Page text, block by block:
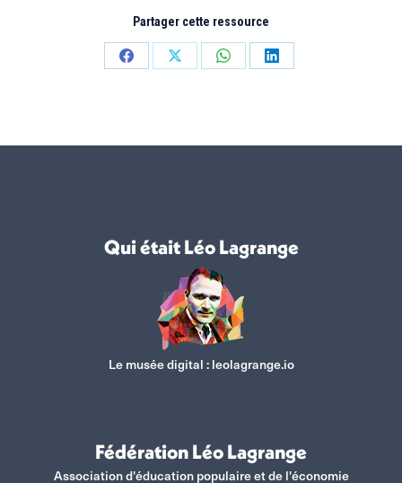
Partager cette ressource
PartagerPartagerPartagerPartager
Qui était Léo Lagrange
Le musée digital : leolagrange.io
Fédération Léo Lagrange
Association d'éducation populaire et de l'économie